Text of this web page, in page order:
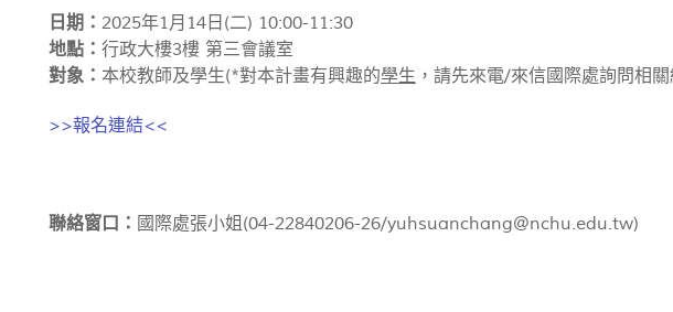
日期：2025年1月14日(二) 10:00-11:30
地點：行政大樓3樓 第三會議室
對象：本校教師及學生(*對本計畫有興趣的學生 ，請先來電/來信國際處詢問相
>>報名連結<<
聯絡窗口： 國際處張小姐(04-22840206-26/yuhsuanchang@nchu.edu.tw)